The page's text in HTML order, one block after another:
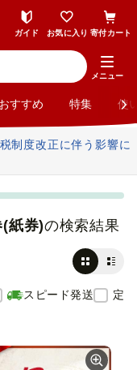
ガイド お気に入り 寄付カート
メニュー
おすすめ 特集 使
制度改正に伴う影響に
(紙券)の検索結果
スピード発送
スピード発送 定